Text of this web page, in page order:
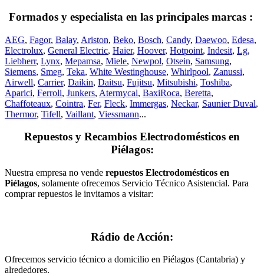
Formados y especialista en las principales marcas :
AEG, Fagor, Balay, Ariston, Beko, Bosch, Candy, Daewoo, Edesa,
Electrolux, General Electric, Haier, Hoover, Hotpoint, Indesit, Lg,
Liebherr, Lynx, Mepamsa, Miele, Newpol, Otsein, Samsung,
Siemens, Smeg, Teka, White Westinghouse, Whirlpool, Zanussi,
Airwell, Carrier, Daikin, Daitsu, Fujitsu, Mitsubishi, Toshiba,
Aparici, Ferroli, Junkers, Atermycal, BaxiRoca, Beretta,
Chaffoteaux, Cointra, Fer, Fleck, Immergas, Neckar, Saunier Duval,
Thermor, Tifell, Vaillant, Viessmann...
Repuestos y Recambios Electrodomésticos en
Piélagos:
Nuestra empresa no vende repuestos Electrodomésticos en
Piélagos, solamente ofrecemos Servicio Técnico Asistencial. Para
comprar repuestos le invitamos a visitar:
Rádio de Acción:
Ofrecemos servicio técnico a domicilio en Piélagos (Cantabria) y
alrededores.